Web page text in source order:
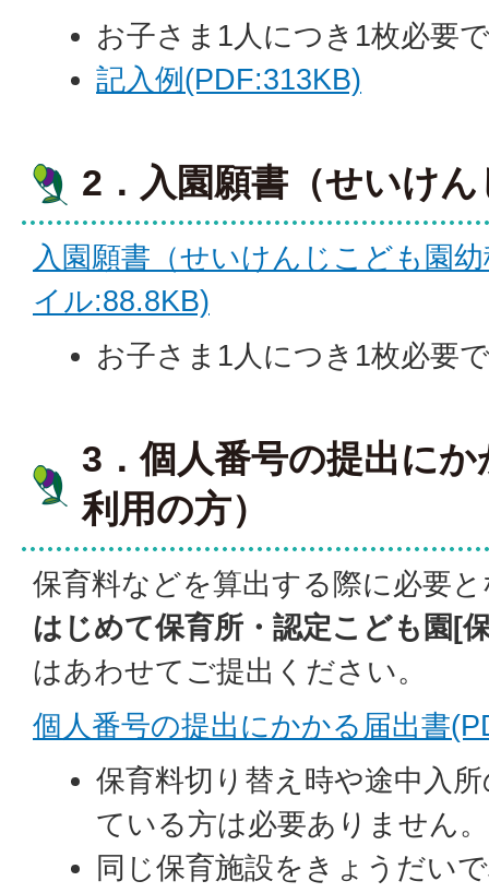
お子さま1人につき1枚必要
記入例(PDF:313KB)
2．入園願書（せいけ
入園願書（せいけんじこども園
イル:88.8KB)
お子さま1人につき1枚必要
3．個人番号の提出に
利用の方）
保育料などを算出する際に必要
はじめて保育所・認定こども園[
はあわせてご提出ください。
個人番号の提出にかかる届出書
保育料切り替え時や途中入
ている方は必要ありません。
同じ保育施設をきょうだい